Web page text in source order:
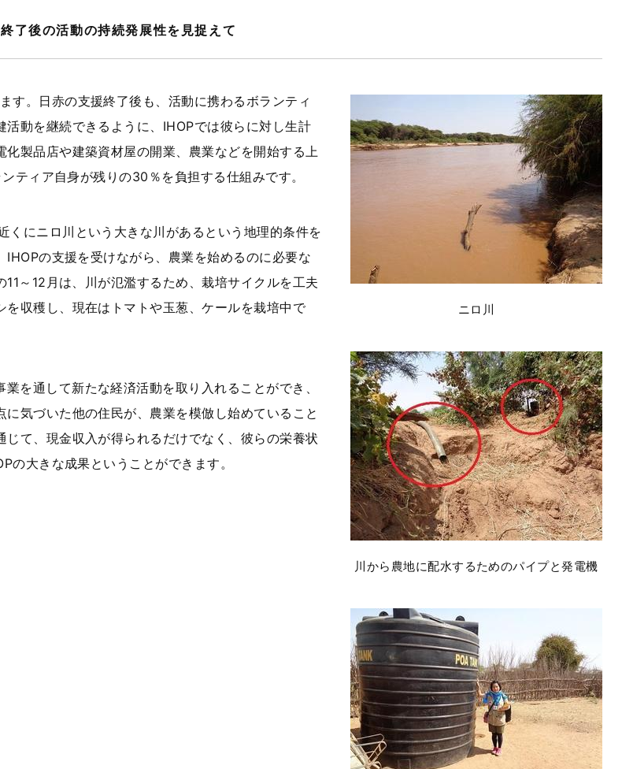
了後の活動の持続発展性を見捉えて
ニロ川
川から農地に配水するためのパイプと発電機
す。日赤の支援終了後も、活動に携わるボランティ
動を継続できるように、IHOPでは彼らに対し生計
製品店や建築資材屋の開業、農業などを開始する上
ティア自身が残りの30％を負担する仕組みです。
くにニロ川という大きな川があるという地理的条件を
の支援を受けながら、農業を始めるのに必要な
～12月は、川が氾濫するため、栽培サイクルを工夫
収穫し、現在はトマトや玉葱、ケールを栽培中で
を通して新たな経済活動を取り入れることができ、
気づいた他の住民が、農業を模倣し始めていること
て、現金収入が得られるだけでなく、彼らの栄養状
の大きな成果ということができます。